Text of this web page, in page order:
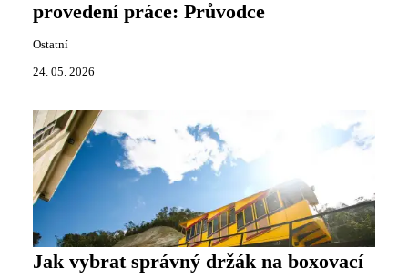
provedení práce: Průvodce
Ostatní
24. 05. 2026
Jak vybrat správný držák na boxovací